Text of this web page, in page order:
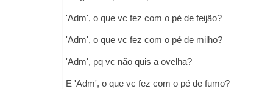
'Adm', o que vc fez com o pé de feijão?
'Adm', o que vc fez com o pé de milho?
'Adm', pq vc não quis a ovelha?
E 'Adm', o que vc fez com o pé de fumo?